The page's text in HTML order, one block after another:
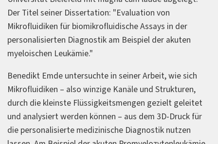
Der Titel seiner Dissertation: "Evaluation von
Mikrofluidiken für biomikrofluidische Assays in der
personalisierten Diagnostik am Beispiel der akuten
myeloischen Leukämie."
Benedikt Emde untersuchte in seiner Arbeit, wie sich
Mikrofluidiken – also winzige Kanäle und Strukturen,
durch die kleinste Flüssigkeitsmengen gezielt geleitet
und analysiert werden können – aus dem 3D-Druck für
die personalisierte medizinische Diagnostik nutzen